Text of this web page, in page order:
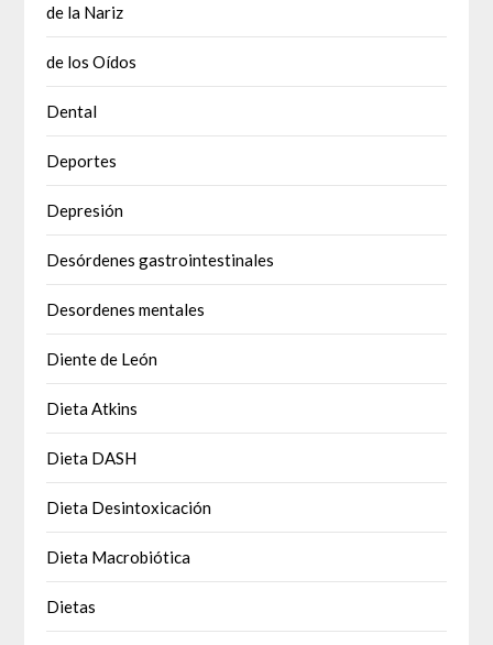
de la Nariz
de los Oídos
Dental
Deportes
Depresión
Desórdenes gastrointestinales
Desordenes mentales
Diente de León
Dieta Atkins
Dieta DASH
Dieta Desintoxicación
Dieta Macrobiótica
Dietas